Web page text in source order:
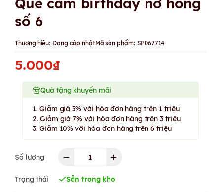
số 6
Thương hiệu: Đang cập nhậtMã sản phẩm: SP067714
5.000₫
Quà tặng khuyến mãi
1. Giảm giá 3% với hóa đơn hàng trên 1 triệu
2. Giảm giá 7% với hóa đơn hàng trên 3 triệu
3. Giảm 10% với hóa đơn hàng trên 6 triệu
Số lượng
Trạng thái Sẵn trong kho